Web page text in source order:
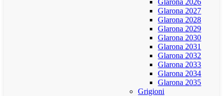
Glarona 2026
Glarona 2027
Glarona 2028
Glarona 2029
Glarona 2030
Glarona 2031
Glarona 2032
Glarona 2033
Glarona 2034
Glarona 2035
Grigioni